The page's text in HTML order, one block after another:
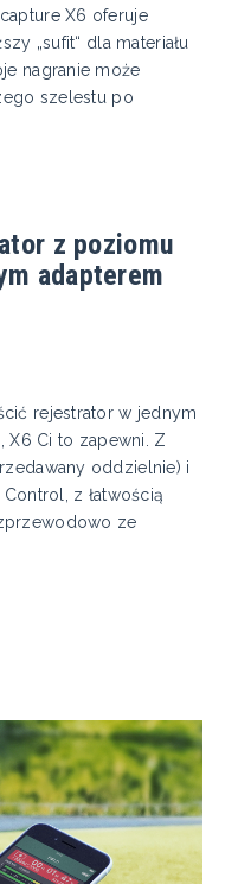
X6 oferuje
„sufit“ dla materiału
nagranie może
szelestu po
z poziomu
adapterem
rejestrator w jednym
X6 Ci to zapewni. Z
oddzielnie) i
z łatwością
ze